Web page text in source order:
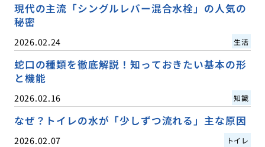
現代の主流「シングルレバー混合水栓」の人気の
秘密
2026.02.24 生活
蛇口の種類を徹底解説！知っておきたい基本の形
と機能
2026.02.16 知識
なぜ？トイレの水が「少しずつ流れる」主な原因
2026.02.07 トイレ